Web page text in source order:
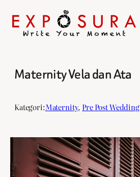
SkipMaternity Vela dan Ata
Kategori:Maternity, Pre Post Wedding